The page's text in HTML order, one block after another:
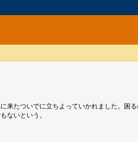
来たついでに立ちよっていかれました。困
ないという。